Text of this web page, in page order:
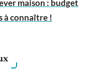
maison : budget
à connaître !